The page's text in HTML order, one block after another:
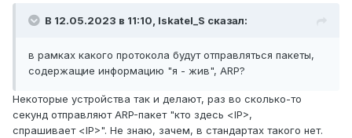
В 12.05.2023 в 11:10, Iskatel_S сказал:
в рамках какого протокола будут отправляться пакеты,
содержащие информацию "я - жив", ARP?
Некоторые устройства так и делают, раз во сколько-то
секунд отправляют ARP-пакет "кто здесь <IP>,
спрашивает <IP>". Не знаю, зачем, в стандартах такого нет.